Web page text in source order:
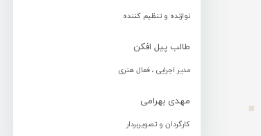
نوازنده و تنظیم کننده
طالب پیل افکن
مدیر اجرایی ، فعال هنری
مهدی بهرامی
کارگردان و تصویربردار